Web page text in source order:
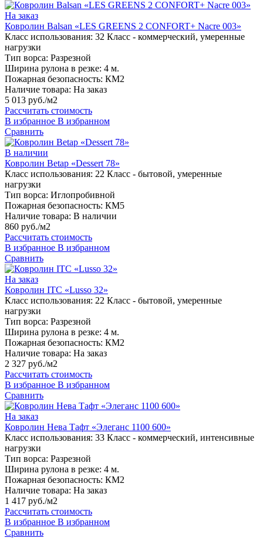
На заказ
Ковролин Balsan «LES GREENS 2 CONFORT+ Nacre 003»
Класс использования: 32 Класс - коммерческий, умеренные
нагрузки
Тип ворса: Разрезной
Ширина рулона в резке: 4 м.
Пожарная безопасность: КМ2
Наличие товара: На заказ
5 013 руб./м2
Рассчитать стоимость
В избранное В избранном
Сравнить
В наличии
Ковролин Betap «Dessert 78»
Класс использования: 22 Класс - бытовой, умеренные
нагрузки
Тип ворса: Иглопробивной
Пожарная безопасность: КМ5
Наличие товара: В наличии
860 руб./м2
Рассчитать стоимость
В избранное В избранном
Сравнить
На заказ
Ковролин ITC «Lusso 32»
Класс использования: 22 Класс - бытовой, умеренные
нагрузки
Тип ворса: Разрезной
Ширина рулона в резке: 4 м.
Пожарная безопасность: КМ2
Наличие товара: На заказ
2 327 руб./м2
Рассчитать стоимость
В избранное В избранном
Сравнить
На заказ
Ковролин Нева Тафт «Элеганс 1100 600»
Класс использования: 33 Класс - коммерческий, интенсивные
нагрузки
Тип ворса: Разрезной
Ширина рулона в резке: 4 м.
Пожарная безопасность: КМ2
Наличие товара: На заказ
1 417 руб./м2
Рассчитать стоимость
В избранное В избранном
Сравнить